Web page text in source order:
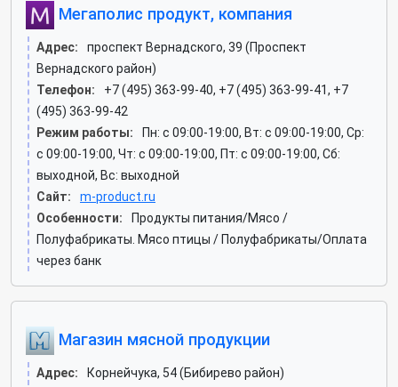
Мегаполис продукт, компания
Адрес:
проспект Вернадского, 39 (Проспект
Вернадского район)
Телефон:
+7 (495) 363-99-40, +7 (495) 363-99-41, +7
(495) 363-99-42
Режим работы:
Пн: c 09:00-19:00, Вт: c 09:00-19:00, Ср:
c 09:00-19:00, Чт: c 09:00-19:00, Пт: c 09:00-19:00, Сб:
выходной, Вс: выходной
Сайт:
m-product.ru
Особенности:
Продукты питания/Мясо /
Полуфабрикаты. Мясо птицы / Полуфабрикаты/Оплата
через банк
Магазин мясной продукции
Адрес:
Корнейчука, 54 (Бибирево район)